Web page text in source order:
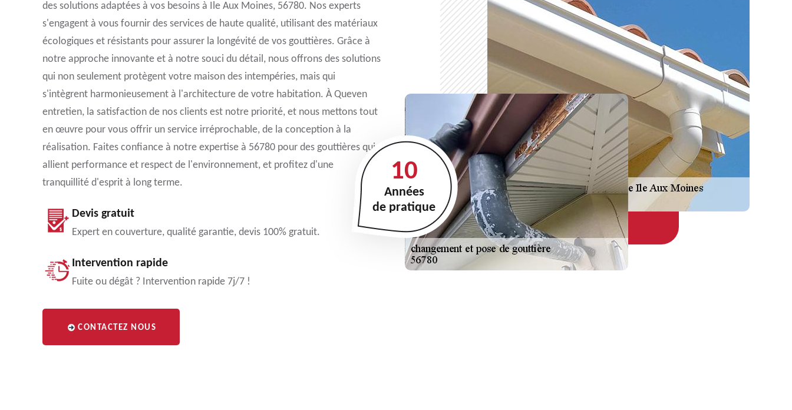
des solutions adaptées à vos besoins à Ile Aux Moines, 56780. Nos experts
s'engagent à vous fournir des services de haute qualité, utilisant des matériaux
écologiques et résistants pour assurer la longévité de vos gouttières. Grâce à
notre approche innovante et à notre souci du détail, nous offrons des solutions
qui non seulement protègent votre maison des intempéries, mais qui
s'intègrent harmonieusement à l'architecture de votre habitation. À Queven
entretien, la satisfaction de nos clients est notre priorité, et nous mettons tout
en œuvre pour vous offrir un service irréprochable, de la conception à la
réalisation. Faites confiance à notre expertise à 56780 pour des gouttières qui
allient performance et respect de l'environnement, et profitez d'une
tranquillité d'esprit à long terme.
Devis gratuit
Expert en couverture, qualité garantie, devis 100% gratuit.
Intervention rapide
Fuite ou dégât ? Intervention rapide 7j/7 !
CONTACTEZ NOUS
10
Années
de pratique